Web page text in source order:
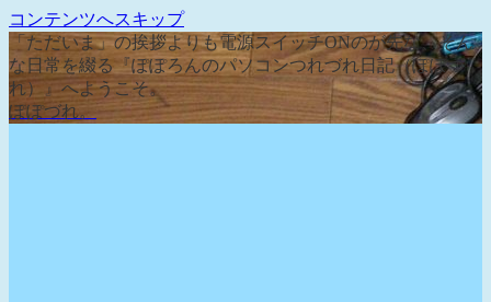
コンテンツへスキップ
「ただいま」の挨拶よりも電源スイッチONのが先な、そん
な日常を綴る『ぽぽろんのパソコンつれづれ日記（ぽぽづ
れ）』へようこそ。
ぽぽづれ。